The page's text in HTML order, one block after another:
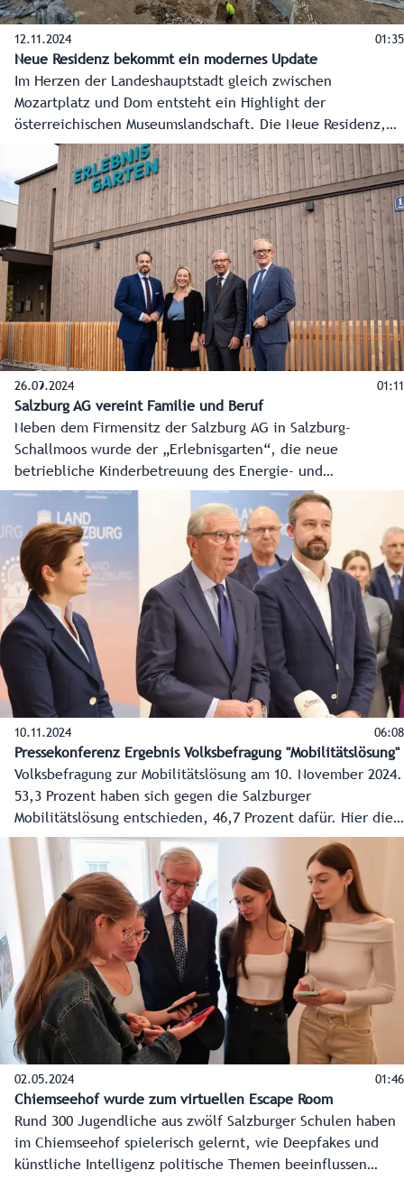
12.11.2024 01:35
Neue Residenz bekommt ein modernes Update
Im Herzen der Landeshauptstadt gleich zwischen
Mozartplatz und Dom entsteht ein Highlight der
österreichischen Museumslandschaft. Die Neue Residenz,
schon bisher Sitz des Salzburg Museum, wird zu einem
einzigartigen Kulturareal erweitert und beherbergt ab 2027
das neugeschaffene „Belvedere Salzburg“. Bei einer
Pressekonferenz wurde am 12. November der Startschuss
für die nächste Phase, den Start der Sanierung, gegeben.
26.09.2024 01:11
Salzburg AG vereint Familie und Beruf
Neben dem Firmensitz der Salzburg AG in Salzburg-
Schallmoos wurde der „Erlebnisgarten“, die neue
betriebliche Kinderbetreuung des Energie- und
Infrastrukturdienstleisters, eröffnet. Auf 820
Quadratmetern in zwei Geschoßen ist Platz genug für bis
zu sechs Gruppen und rund 72 Kinder.
10.11.2024 06:08
Pressekonferenz Ergebnis Volksbefragung "Mobilitätslösung"
Volksbefragung zur Mobilitätslösung am 10. November 2024.
53,3 Prozent haben sich gegen die Salzburger
Mobilitätslösung entschieden, 46,7 Prozent dafür. Hier die
ersten Reaktionen der Spitzen der Landesregierung.
02.05.2024 01:46
Chiemseehof wurde zum virtuellen Escape Room
Rund 300 Jugendliche aus zwölf Salzburger Schulen haben
im Chiemseehof spielerisch gelernt, wie Deepfakes und
künstliche Intelligenz politische Themen beeinflussen